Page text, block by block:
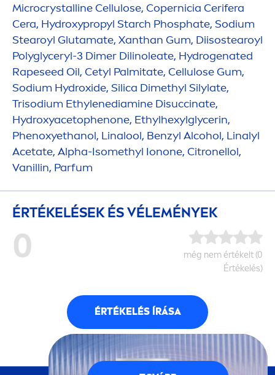
Microcrystalline Cellulose, Copernicia Cerifera
Cera, Hydroxypropyl Starch Phosphate, Sodium
Stearoyl Glutamate, Xanthan Gum, Diisostearoyl
Polyglyceryl-3 Dimer Dilinoleate, Hydrogenated
Rapeseed Oil, Cetyl Palmitate, Cellulose Gum,
Sodium Hydroxide, Silica Dimethyl Silylate,
Trisodium Ethylenediamine Disuccinate,
Hydroxyacetophenone, Ethylhexylglycerin,
Phenoxyethanol, Linalool, Benzyl Alcohol, Linalyl
Acetate, Alpha-Isomethyl Ionone, Citronellol,
Vanillin, Parfum
ÉRTÉKELÉSEK ÉS VÉLEMÉNYEK
0
még nem értékelt (0
Értékelés)
ÉRTÉKELÉS ÍRÁSA